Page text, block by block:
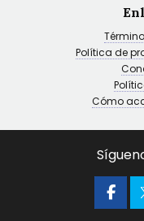
Política de
Cómo